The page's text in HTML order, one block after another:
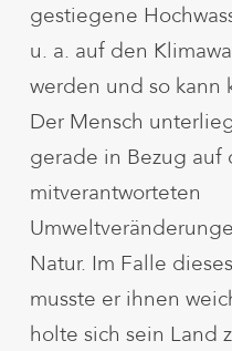
gestiegene
u. a. auf den
werden und so kann
Der Mensch
gerade in Bezug auf
mitverantworteten
Natur. Im Falle
musste er ihnen
holte sich sein Land